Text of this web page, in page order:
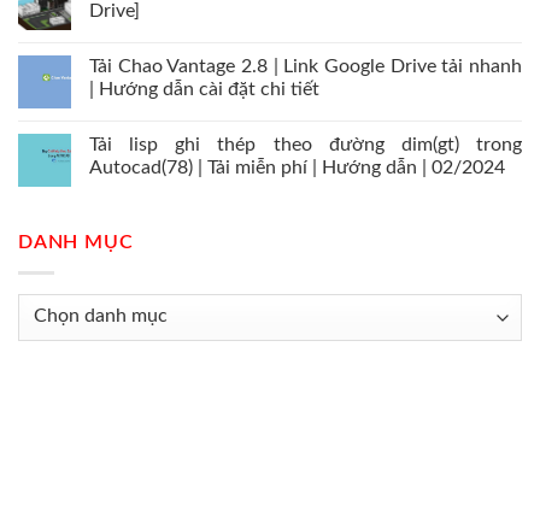
Drive]
Tải Chao Vantage 2.8 | Link Google Drive tải nhanh
| Hướng dẫn cài đặt chi tiết
Tải lisp ghi thép theo đường dim(gt) trong
Autocad(78) | Tải miễn phí | Hướng dẫn | 02/2024
DANH MỤC
Danh